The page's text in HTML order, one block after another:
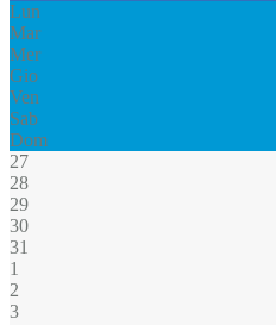
Lun
Mar
Mer
Gio
Ven
Sab
Dom
27
28
29
30
31
1
2
3